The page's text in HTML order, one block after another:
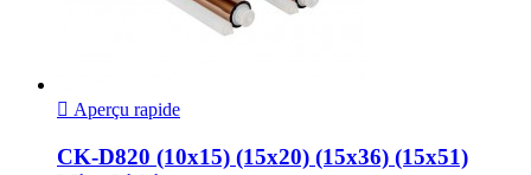
 Aperçu rapide
CK-D820 (10x15) (15x20) (15x36) (15x51)